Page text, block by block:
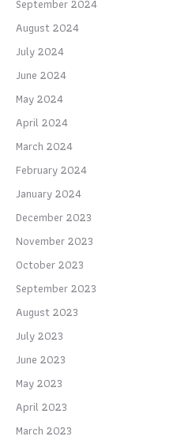
September 2024
August 2024
July 2024
June 2024
May 2024
April 2024
March 2024
February 2024
January 2024
December 2023
November 2023
October 2023
September 2023
August 2023
July 2023
June 2023
May 2023
April 2023
March 2023